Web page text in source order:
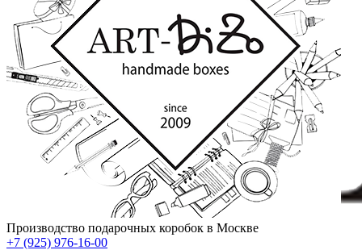
Производство подарочных коробок в Москве
+7 (925) 976-16-00